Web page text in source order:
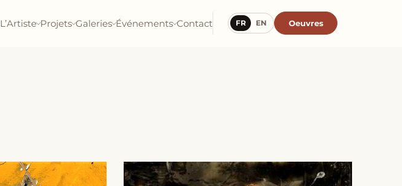
L’Artiste Projets Galeries Événements Contact FR EN Oeuvres